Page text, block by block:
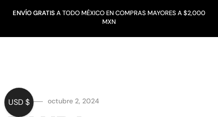
ENVÍO GRATISA TODO MÉXICO EN COMPRAS MAYORES A $2,000
MXN
UNCATEGORIZED
Miguel octubre 2, 2024
USD $